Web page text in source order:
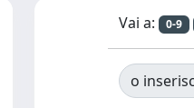
Vai a: 0-9
o